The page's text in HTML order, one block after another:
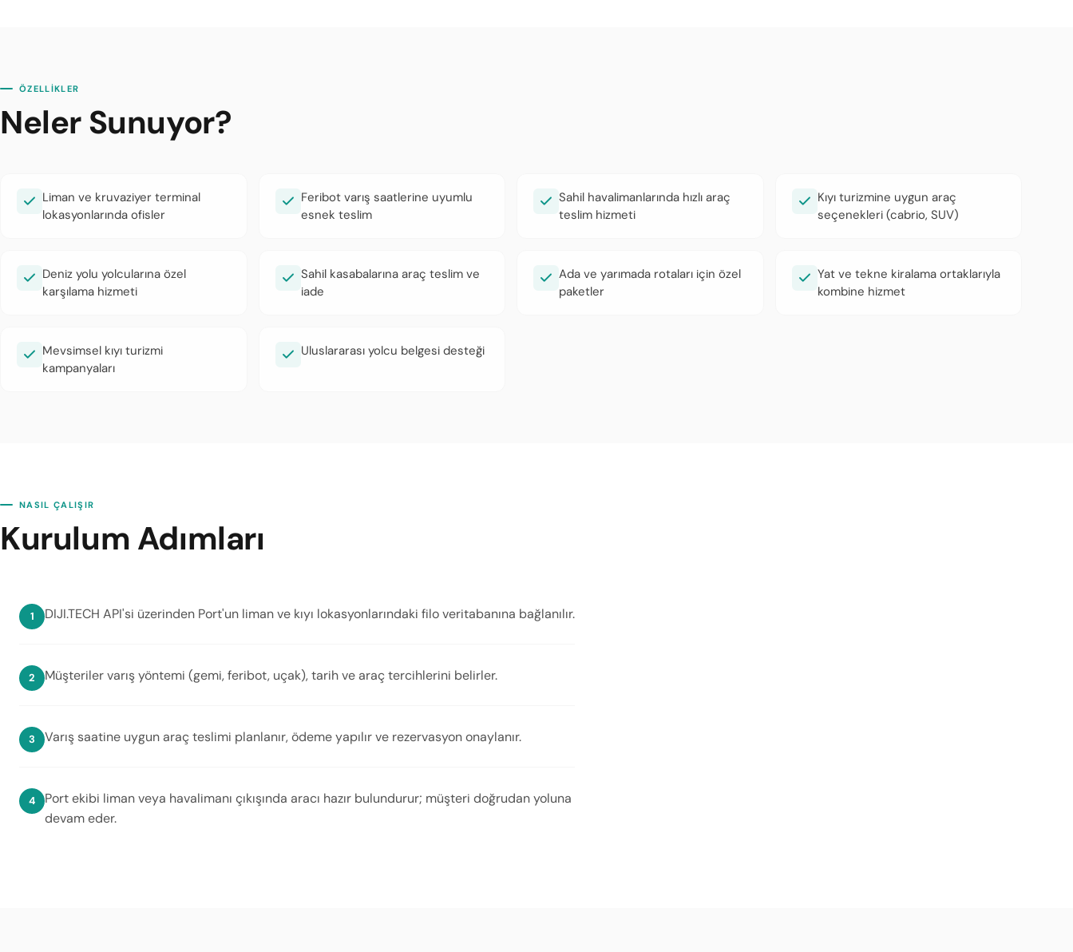
ÖZELLİKLER
Neler Sunuyor?
Liman ve kruvaziyer terminal
lokasyonlarında ofisler
Feribot varış saatlerine uyumlu
esnek teslim
Sahil havalimanlarında hızlı araç
teslim hizmeti
Kıyı turizmine uygun araç
seçenekleri (cabrio, SUV)
Deniz yolu yolcularına özel
karşılama hizmeti
Sahil kasabalarına araç teslim ve
iade
Ada ve yarımada rotaları için özel
paketler
Yat ve tekne kiralama ortaklarıyla
kombine hizmet
Mevsimsel kıyı turizmi
kampanyaları
Uluslararası yolcu belgesi desteği
NASIL ÇALIŞIR
Kurulum Adımları
DIJI.TECH API'si üzerinden Port'un liman ve kıyı lokasyonlarındaki filo veritabanına bağlanılır.
Müşteriler varış yöntemi (gemi, feribot, uçak), tarih ve araç tercihlerini belirler.
Varış saatine uygun araç teslimi planlanır, ödeme yapılır ve rezervasyon onaylanır.
Port ekibi liman veya havalimanı çıkışında aracı hazır bulundurur; müşteri doğrudan yoluna
devam eder.